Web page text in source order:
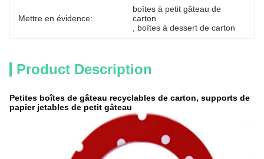
Mettre en évidence:
boîtes à petit gâteau de
carton
boîtes à dessert de carton
Product Description
Petites boîtes de gâteau recyclables de carton, supports de
papier jetables de petit gâteau